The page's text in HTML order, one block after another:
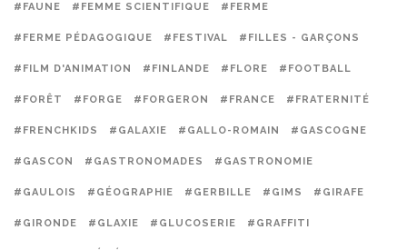
#FAUNE #FEMME SCIENTIFIQUE #FERME
#FERME PÉDAGOGIQUE #FESTIVAL #FILLES - GARÇONS
#FILM D'ANIMATION #FINLANDE #FLORE #FOOTBALL
#FORÊT #FORGE #FORGERON #FRANCE #FRATERNITÉ
#FRENCHKIDS #GALAXIE #GALLO-ROMAIN #GASCOGNE
#GASCON #GASTRONOMADES #GASTRONOMIE
#GAULOIS #GÉOGRAPHIE #GERBILLE #GIMS #GIRAFE
#GIRONDE #GLAXIE #GLUCOSERIE #GRAFFITI